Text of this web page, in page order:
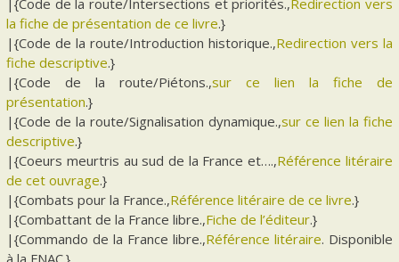
|{Code de la route/Intersections et priorités.,Redirection vers
la fiche de présentation de ce livre.}
|{Code de la route/Introduction historique.,Redirection vers la
fiche descriptive.}
|{Code de la route/Piétons.,sur ce lien la fiche de
présentation.}
|{Code de la route/Signalisation dynamique.,sur ce lien la fiche
descriptive.}
|{Coeurs meurtris au sud de la France et….,Référence litéraire
de cet ouvrage.}
|{Combats pour la France.,Référence litéraire de ce livre.}
|{Combattant de la France libre.,Fiche de l’éditeur.}
|{Commando de la France libre.,Référence litéraire. Disponible